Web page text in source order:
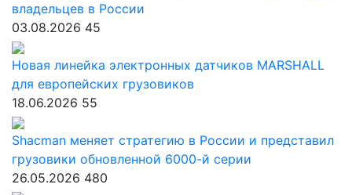
владельцев в России
03.08.2026 45
Новая линейка электронных датчиков MARSHALL
для европейских грузовиков
18.06.2026 55
Shacman меняет стратегию в России и представил
грузовики обновленной 6000-й серии
26.05.2026 480